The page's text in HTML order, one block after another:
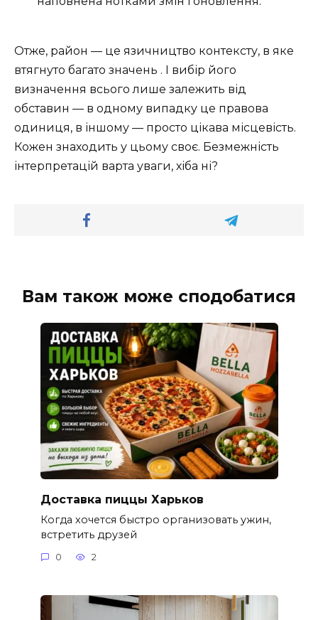
Отже, район — це язичництво контексту, в яке
втягнуто багато значень . І вибір його
визначення всього лише залежить від
обставин — в одному випадку це правова
одиниця, в іншому — просто цікава місцевість.
Кожен знаходить у цьому своє. Безмежність
інтерпретацій варта уваги, хіба ні?
Вам також може сподобатися
Доставка пиццы Харьков
Когда хочется быстро организовать ужин,
встретить друзей
0 2